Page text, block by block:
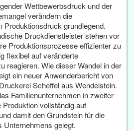
Wettbewerbsdruck und der
verändern die
Produktionsdruck grundlegend.
Druckdienstleister stehen vor
Produktionsprozesse effizienter zu
flexibel auf veränderte
reagieren. Wie dieser Wandel in der
ein neuer Anwenderbericht von
Scheffel aus Wendelstein.
Familienunternehmen in zweiter
vollständig auf
damit den Grundstein für die
Unternehmens gelegt.